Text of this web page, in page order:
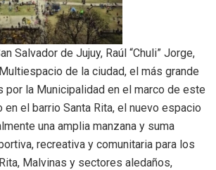
Salvador de Jujuy, Raúl “Chuli” Jorge,
de la ciudad, el más grande
por la Municipalidad en el marco de este
en el barrio Santa Rita, el nuevo espacio
una amplia manzana y suma
recreativa y comunitaria para los
Malvinas y sectores aledaños,